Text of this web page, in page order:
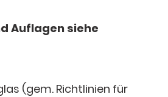
Auflagen siehe
(gem. Richtlinien für